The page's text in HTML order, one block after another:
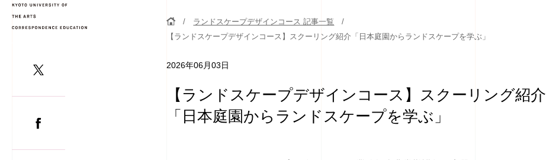
ランドスケープデザインコース 記事一覧
【ランドスケープデザインコース】スクーリング紹介「日本庭園からランドスケープを学ぶ」
2026年06月03日
【ランドスケープデザインコース】スクーリング紹介
「日本庭園からランドスケープを学ぶ」